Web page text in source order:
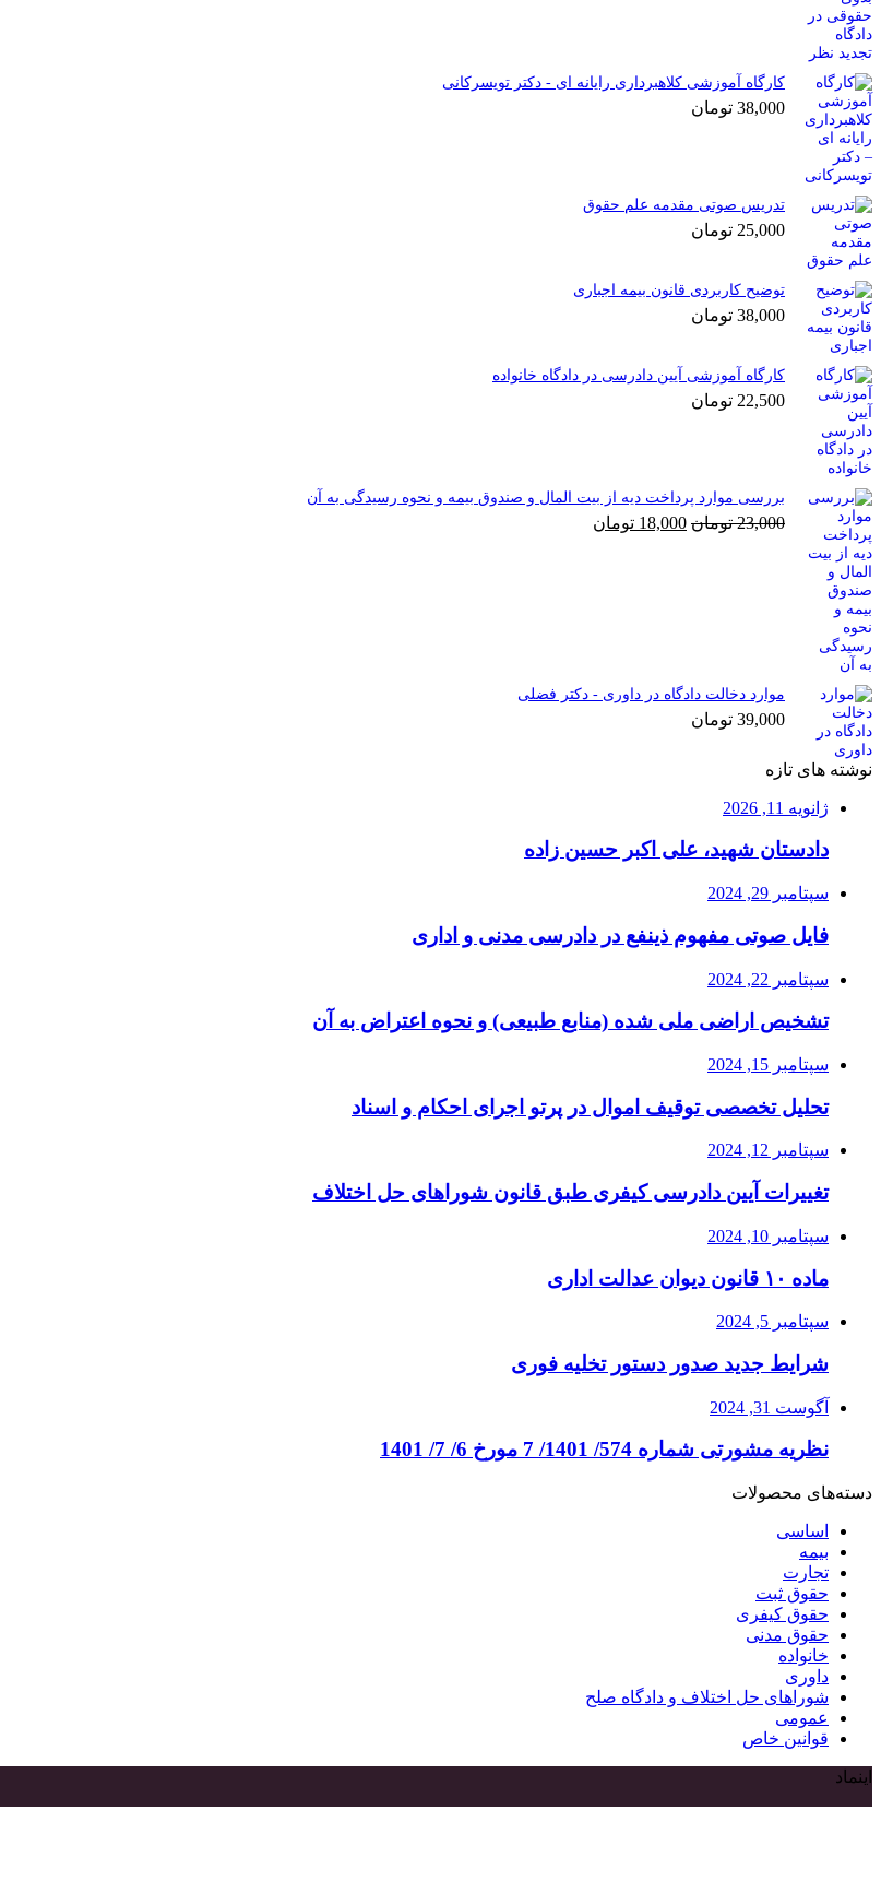
کارگاه آموزشی کلاهبرداری رایانه ای - دکتر تویسرکانی
38,000 تومان
تدریس صوتی مقدمه علم حقوق
25,000 تومان
توضیح کاربردی قانون بیمه اجباری
38,000 تومان
کارگاه آموزشی آیین دادرسی در دادگاه خانواده
22,500 تومان
بررسی موارد پرداخت دیه از بیت المال و صندوق بیمه و نحوه رسیدگی به آن
23,000 تومان قیمت
18,000 تومان
موارد دخالت دادگاه در داوری - دکتر فضلی
39,000 تومان
نوشته های تازه
ژانویه 11, 2026
دادستان شهید، علی اکبر حسین زاده
سپتامبر 29, 2024
فایل صوتی مفهوم ذینفع در دادرسی مدنی و اداری
سپتامبر 22, 2024
تشخیص اراضی ملی شده (منابع طبیعی) و نحوه اعتراض به آن
سپتامبر 15, 2024
تحلیل تخصصی توقیف اموال در پرتو اجرای احکام و اسناد
سپتامبر 12, 2024
تغییرات آیین دادرسی کیفری طبق قانون شوراهای حل اختلاف
سپتامبر 10, 2024
ماده ۱۰ قانون دیوان عدالت اداری
سپتامبر 5, 2024
شرایط جدید صدور دستور تخلیه فوری
آگوست 31, 2024
نظریه مشورتی شماره 574/ 1401/ 7 مورخ 6/ 7/ 1401
دسته‌های محصولات
اساسی
بیمه
تجارت
حقوق ثبت
حقوق کیفری
حقوق مدنی
خانواده
داوری
شوراهای حل اختلاف و دادگاه صلح
عمومی
قوانین خاص
اینماد